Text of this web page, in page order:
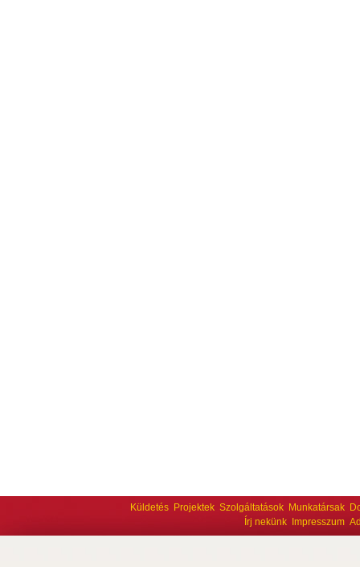
Küldetés Projektek Szolgáltatások Munkatársak
Írj nekünk
Impresszum